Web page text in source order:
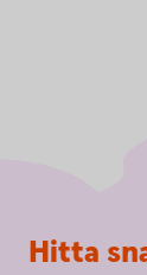
Sidfot
Hitta